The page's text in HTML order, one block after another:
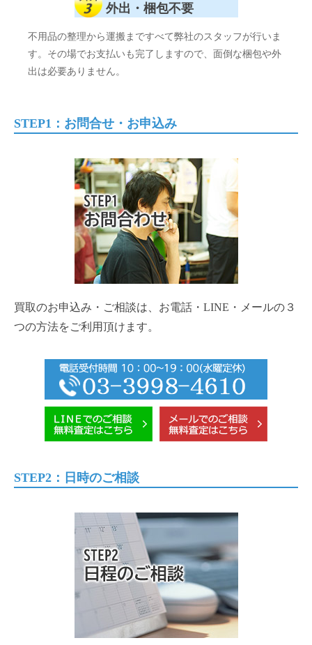
外出・梱包不要
不用品の整理から運搬まですべて弊社のスタッフが行いま
す。その場でお支払いも完了しますので、面倒な梱包や外
出は必要ありません。
STEP1：お問合せ・お申込み
買取のお申込み・ご相談は、お電話・LINE・メールの３
つの方法をご利用頂けます。
STEP2：日時のご相談